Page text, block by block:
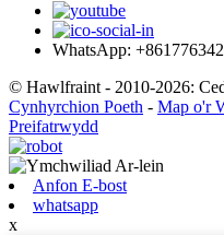
WhatsApp:
© Hawlfraint - 2010-2026:
Cynhyrchion Poeth - Map o'r
Preifatrwydd
Anfon E-bost
whatsapp
x